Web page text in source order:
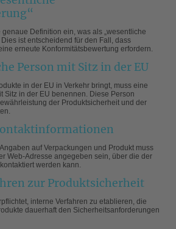
Definition ein, was als „wesentliche
ist entscheidend für den Fall, dass
erneute Konformitätsbewertung erfordern.
Person mit Sitz in der EU
in der EU in Verkehr bringt, muss eine
Sitz in der EU benennen. Diese Person
der Produktsicherheit und der
auf Verpackungen und Produkt muss
Web-Adresse angegeben sein, über die der
werden kann.
zur Produktsicherheit
interne Verfahren zu etablieren, die
dauerhaft den Sicherheitsanforderungen